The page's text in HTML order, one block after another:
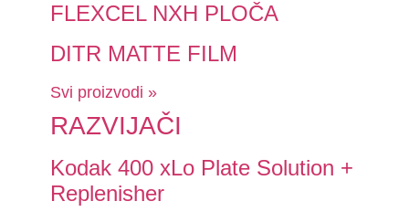
FLEXCEL NXH PLOČA
DITR MATTE FILM
Svi proizvodi »
RAZVIJAČI
Kodak 400 xLo Plate Solution +
Replenisher